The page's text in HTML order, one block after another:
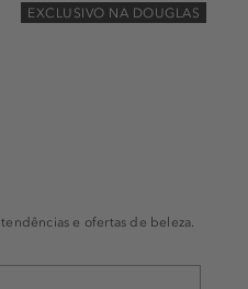
EXCLUSIVO NA DOUGLAS
e ofertas de beleza.